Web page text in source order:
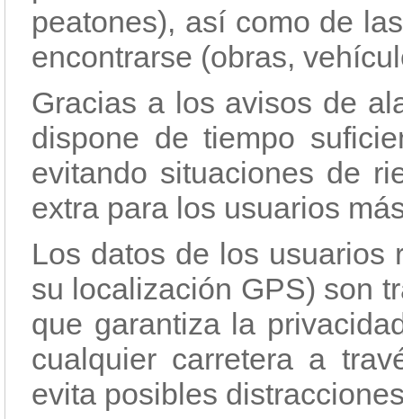
peatones), así como de
encontrarse (obras,
Gracias a los avisos de
dispone de tiempo
evitando situaciones de
extra para los usuarios
Los datos de los usuarios
su localización GPS) son
que garantiza la
cualquier carretera a
evita posibles